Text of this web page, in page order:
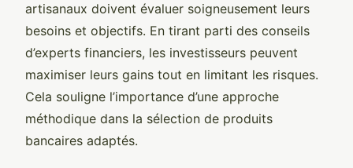
artisanaux doivent évaluer soigneusement leurs
besoins et objectifs. En tirant parti des conseils
d’experts financiers, les investisseurs peuvent
maximiser leurs gains tout en limitant les risques.
Cela souligne l’importance d’une approche
méthodique dans la sélection de produits
bancaires adaptés.